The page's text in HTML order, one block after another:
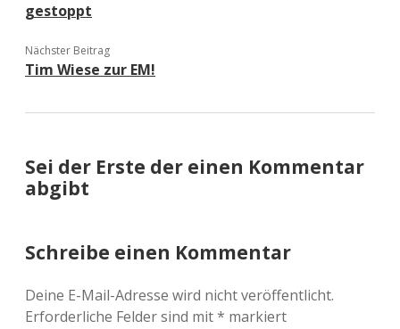
gestoppt
Nächster Beitrag
Tim Wiese zur EM!
Sei der Erste der einen Kommentar
abgibt
Schreibe einen Kommentar
Deine E-Mail-Adresse wird nicht veröffentlicht.
Erforderliche Felder sind mit* markiert